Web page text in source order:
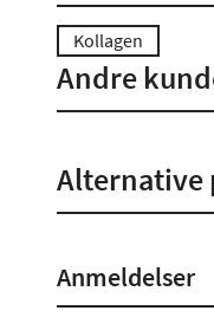
Kollagen
Andre
Alternative
Anmeldelser